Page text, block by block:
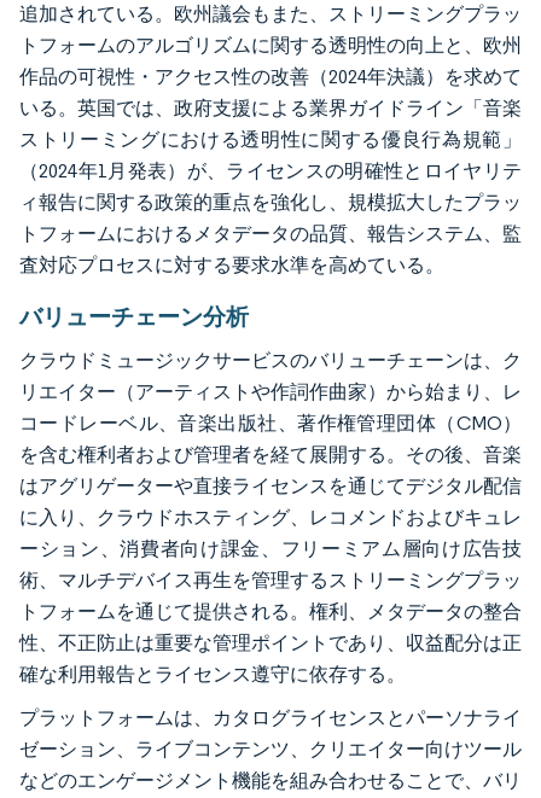
追加されている。欧州議会もまた、ストリーミングプラッ
トフォームのアルゴリズムに関する透明性の向上と、欧州
作品の可視性・アクセス性の改善（2024年決議）を求めて
いる。英国では、政府支援による業界ガイドライン「音楽
ストリーミングにおける透明性に関する優良行為規範」
（2024年1月発表）が、ライセンスの明確性とロイヤリテ
ィ報告に関する政策的重点を強化し、規模拡大したプラッ
トフォームにおけるメタデータの品質、報告システム、監
査対応プロセスに対する要求水準を高めている。
バリューチェーン分析
クラウドミュージックサービスのバリューチェーンは、ク
リエイター（アーティストや作詞作曲家）から始まり、レ
コードレーベル、音楽出版社、著作権管理団体（CMO）
を含む権利者および管理者を経て展開する。その後、音楽
はアグリゲーターや直接ライセンスを通じてデジタル配信
に入り、クラウドホスティング、レコメンドおよびキュレ
ーション、消費者向け課金、フリーミアム層向け広告技
術、マルチデバイス再生を管理するストリーミングプラッ
トフォームを通じて提供される。権利、メタデータの整合
性、不正防止は重要な管理ポイントであり、収益配分は正
確な利用報告とライセンス遵守に依存する。
プラットフォームは、カタログライセンスとパーソナライ
ゼーション、ライブコンテンツ、クリエイター向けツール
などのエンゲージメント機能を組み合わせることで、バリ